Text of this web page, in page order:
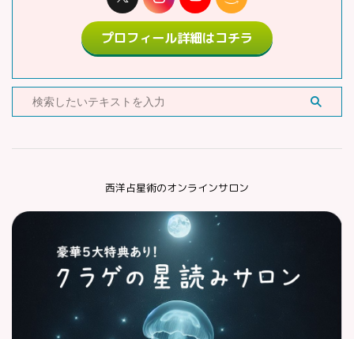
プロフィール詳細はコチラ
西洋占星術のオンラインサロン